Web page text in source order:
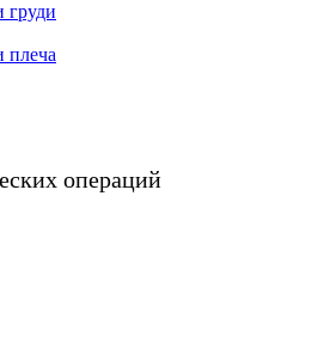
груди
плеча
операций